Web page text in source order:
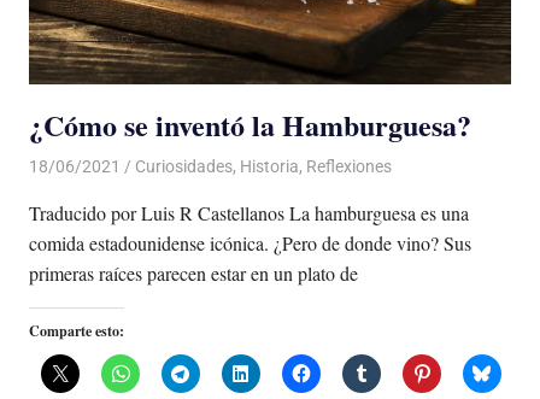
¿Cómo se inventó la Hamburguesa?
18/06/2021 De todo un Poco
Curiosidades, Historia, Reflexiones
Traducido por Luis R Castellanos La hamburguesa es una
comida estadounidense icónica. ¿Pero de donde vino? Sus
primeras raíces parecen estar en un plato de
Comparte esto: